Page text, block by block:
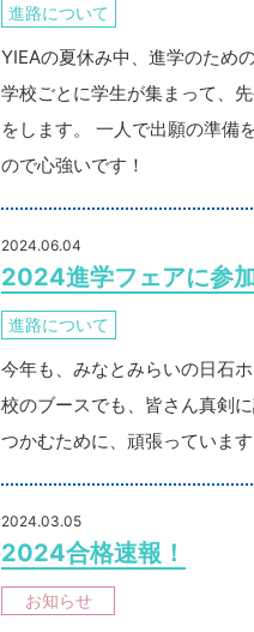
進路について
YIEAの夏休み中、進学のため
学校ごとに学生が集まって、
をします。 一人で出願の準備
ので心強いです！
2024.06.04
2024進学フェアに参
進路について
今年も、みなとみらいの日石
校のブースでも、皆さん真剣
つかむために、頑張っています
2024.03.05
2024合格速報！
お知らせ